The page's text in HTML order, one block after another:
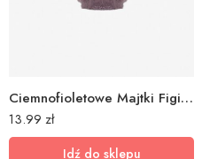
Ciemnofioletowe Majtki Figi z Koronką Elbrise
13.99 zł
Idź do sklepu